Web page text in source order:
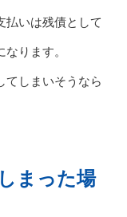
払いは残債として
ります。
てしまいそうなら
まった場